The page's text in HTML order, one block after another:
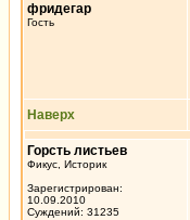
фридегар
Гость
Наверх
Горсть листьев
Фикус, Историк
Зарегистрирован:
10.09.2010
Суждений: 31235